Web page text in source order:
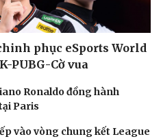
phục eSports World
PUBG-Cờ vua
Ronaldo đồng hành
Paris
vào vòng chung kết League